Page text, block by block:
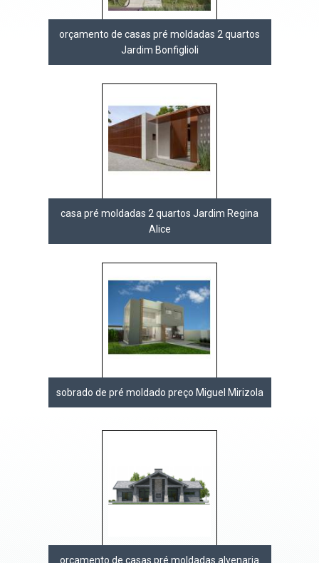
orçamento de casas pré moldadas 2 quartos
Jardim Bonfiglioli
casa pré moldadas 2 quartos Jardim Regina
Alice
sobrado de pré moldado preço Miguel Mirizola
orçamento de casas pré moldadas alvenaria